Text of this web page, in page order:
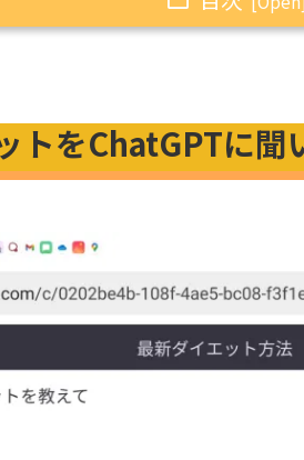
の質問
できるか？
トをChatGPTに聞